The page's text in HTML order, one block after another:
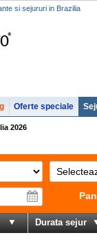
si sejururi in Brazilia
Oferte speciale
2026
Durata sejur